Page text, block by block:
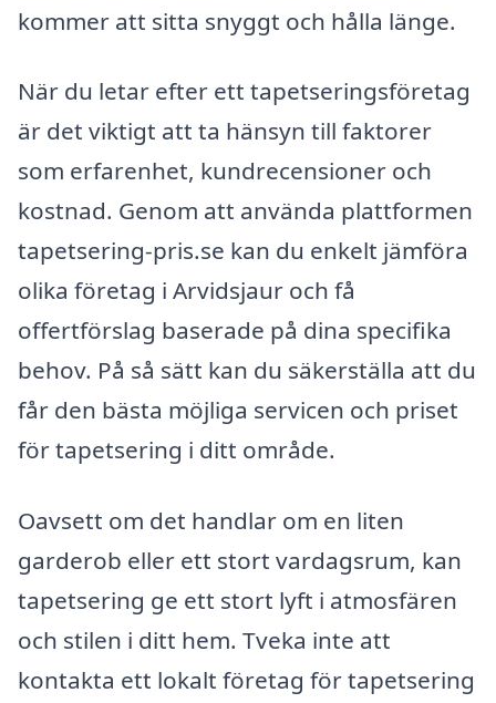
kommer att sitta snyggt och hålla länge.
När du letar efter ett tapetseringsföretag
är det viktigt att ta hänsyn till faktorer
som erfarenhet, kundrecensioner och
kostnad. Genom att använda plattformen
tapetsering-pris.se kan du enkelt jämföra
olika företag i Arvidsjaur och få
offertförslag baserade på dina specifika
behov. På så sätt kan du säkerställa att du
får den bästa möjliga servicen och priset
för tapetsering i ditt område.
Oavsett om det handlar om en liten
garderob eller ett stort vardagsrum, kan
tapetsering ge ett stort lyft i atmosfären
och stilen i ditt hem. Tveka inte att
kontakta ett lokalt företag för tapetsering